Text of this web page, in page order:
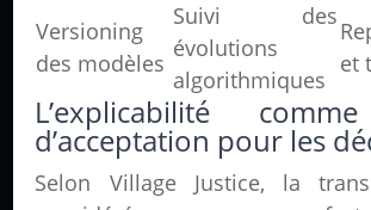
Versioning
des modèles
Suivi des
évolutions
algorithmiques
et
L’explicabilité
d’acceptation pour les
Selon Village Justice, la